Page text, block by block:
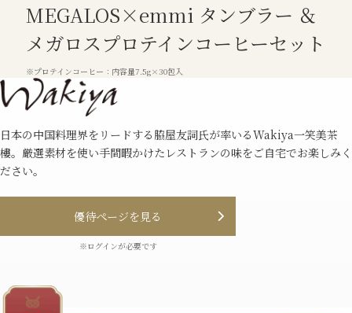
MEGALOS×emmi タンブラー ＆
メガロスプロテインコーヒーセット
※プロテインコーヒー：内容量7.5g×30包入
⽇本の中国料理界をリードする脇屋友詞⽒が率いるWakiya⼀笑美茶
樓。厳選素材を使い⼿間暇かけたレストランの味をご⾃宅でお楽しみく
ださい。
優待ページを⾒る
※ログインが必要です